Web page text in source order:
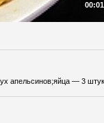
апельсинов;яйца — 3